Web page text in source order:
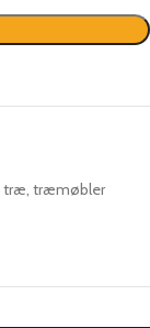
træ, træmøbler